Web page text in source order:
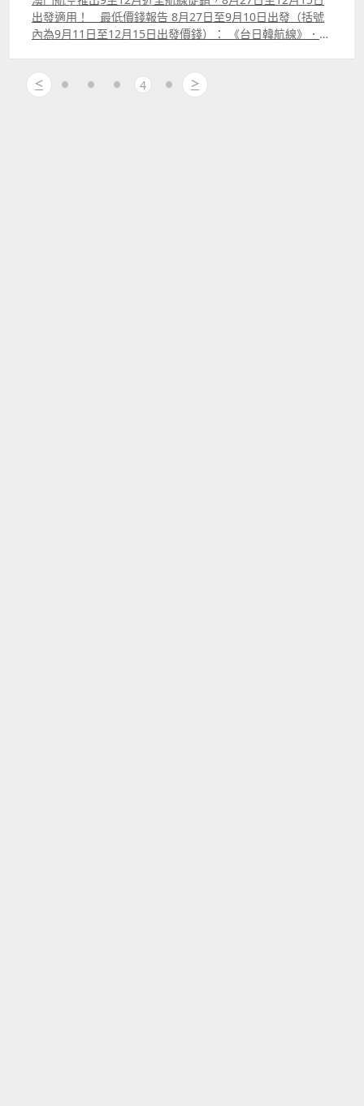
出發適用！ 最低價錢報告 8月27日至9月10日出發（括號
內為9月11日至12月15日出發價錢）： 《台日韓航線》．台
MOP1,838 1,938．首爾：MOP1,955 2,055東京、大阪、首
爾航線週五、六出發貴100元 《東南亞航線》．峴港：
< 4 >